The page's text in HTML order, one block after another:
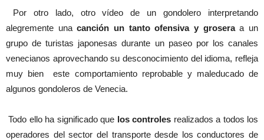
Por otro lado, otro vídeo de un gondolero interpretando
alegremente unacanción un tanto ofensiva y groseraa un
grupo de turistas japonesas durante un paseo por los canales
venecianos aprovechando su desconocimiento del idioma, refleja
muy bien este comportamiento reprobable y maleducado de
algunos gondoleros de Venecia.
Todo ello ha significado que los controles realizados a todos los
operadores del sector del transporte desde los conductores de